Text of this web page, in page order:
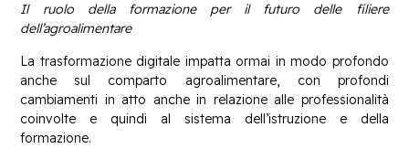
Il ruolo della formazione per il futuro delle filiere
dell’agroalimentare
La trasformazione digitale impatta ormai in modo profondo
anche sul comparto agroalimentare, con profondi
cambiamenti in atto anche in relazione alle professionalità
coinvolte e quindi al sistema dell’istruzione e della
formazione.